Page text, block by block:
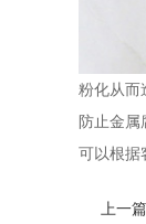
粉化从而
防止金属
可以根据
上一篇